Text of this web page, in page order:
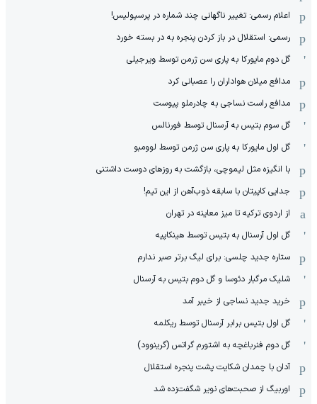
اعلام رسمی: تغییر ناگهانی چند شماره در پرسپولیس!
رسمی: استقلال در باز کردن پنجره به در بسته خورد
گل دوم مایورکا به پاری سن ژرمن توسط ویرجیلی
مدافع میلان هواداران را عصبانی کرد
مدافع راست نساجی به چادرملو پیوست
گل سوم بتیس به آرسنال توسط فورنالس
گل اول مایورکا به پاری سن ژرمن توسط لوومبو
با انگیزه مثل لیموچی، بازگشت به روزهای دوست داشتنی
جدایی کاپیتان با سابقه ذوب‌آهن از این تیم!
از اردوی ترکیه تا میز معاینه در تهران
گل اول آرسنال به بتیس توسط هینکاپیه
ستاره جدید چلسی: برای لیگ برتر صبر ندارم
شلیک مرگبار دئوسا و گل دوم بتیس به آرسنال
خرید جدید نساجی از خیبر آمد
گل اول بتیس برابر آرسنال توسط ریکلمه
گل دوم فنرباغچه به اشتورم گراتس (گرینوود)
آدان با چمدان شکایت پشت پنجره استقلال
اوربیگ از صحبت‌های نویر شگفت‌زده شد